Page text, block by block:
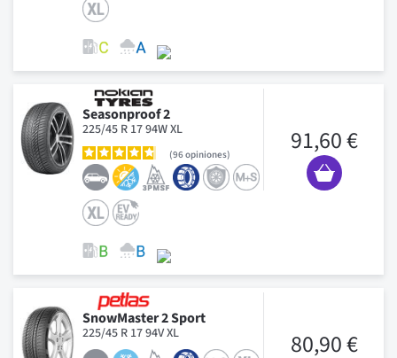
Seasonproof 2
225/45 R 17 94W XL
96opiniones 91,60 €
SnowMaster 2 Sport
225/45 R 17 94V XL 80,90 €